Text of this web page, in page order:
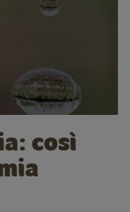
così